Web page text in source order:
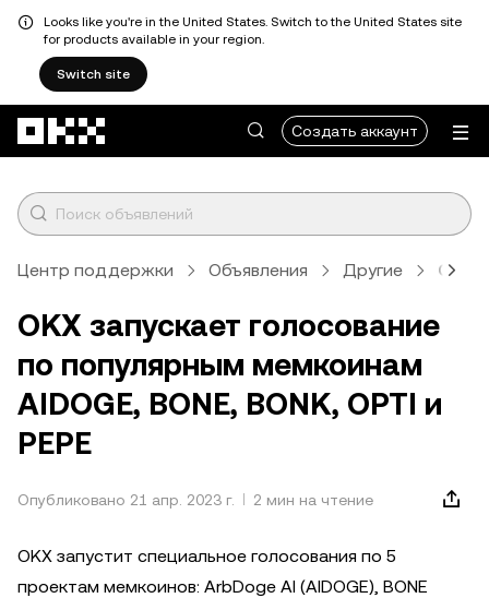
Looks like you're in the United States. Switch to the United States site
for products available in your region.
Switch site
Создать аккаунт
Центр поддержки Объявления Другие
OKX запускает голосование
по популярным мемкоинам
AIDOGE, BONE, BONK, OPTI и
PEPE
Опубликовано 21 апр. 2023 г. 2 мин на чтение
OKX запустит специальное голосования по 5
проектам мемкоинов: ArbDoge AI (AIDOGE), BONE